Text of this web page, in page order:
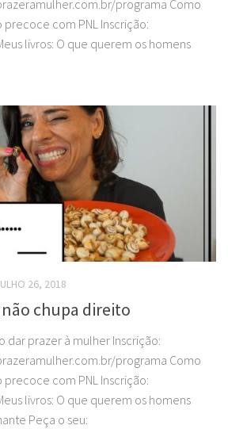
programa Como
com PNL Inscrição:
livros: O que querem os homens
26, 2018
chupa direito
dar prazer à mulher Inscrição:
programa Como
com PNL Inscrição:
livros: O que querem os homens
Peça o seu: